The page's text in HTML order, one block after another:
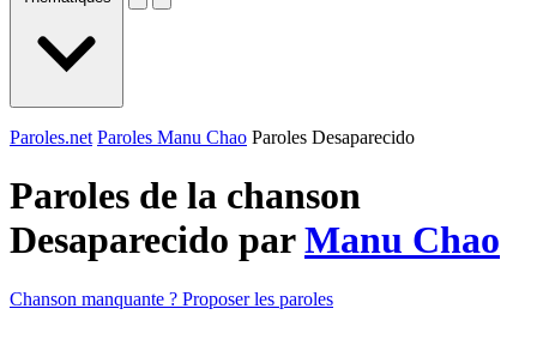
Paroles.net Paroles Manu Chao Paroles Desaparecido
Paroles de la chanson
Desaparecido parManu Chao
Chanson manquante ? Proposer les paroles